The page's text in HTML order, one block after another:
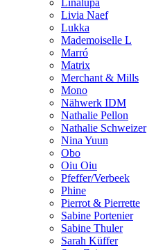
Livia Naef
Lukka
Mademoiselle L
Marró
Matrix
Merchant & Mills
Mono
Nähwerk IDM
Nathalie Pellon
Nathalie Schweizer
Nina Yuun
Obo
Oiu Oiu
Pfeffer/Verbeek
Phine
Pierrot & Pierrette
Sabine Portenier
Sabine Thuler
Sarah Küffer